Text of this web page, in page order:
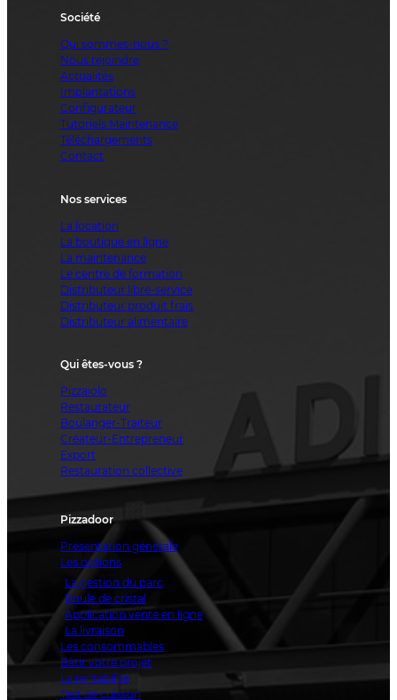
Société
Qui sommes-nous ?
Nous rejoindre
Actualités
Implantations
Configurateur
Tutoriels Maintenance
Téléchargements
Contact
Nos services
La location
La boutique en ligne
La maintenance
Le centre de formation
Distributeur libre-service
Distributeur produit frais
Distributeur alimentaire
Qui êtes-vous ?
Pizzaiolo
Restaurateur
Boulanger-Traiteur
Créateur-Entrepreneur
Export
Restauration collective
Pizzadoor
Présentation générale
Les options
La gestion du parc
Boule de cristal
Application vente en ligne
La livraison
Les consommables
Bâtir votre projet
La rentabilité
Test de cuisson